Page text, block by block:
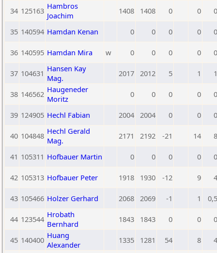
34 125163 Hambros
Joachim
1408 1408 0 0 0
35 140594 Hamdan Kenan 0 0 0 0 0
36 140595 Hamdan Mira w 0 0 0 0 0
37 104631 Hansen Kay
Mag.
2017 2012 5 1 1
38 146562 Haugeneder
Moritz
0 0 0 0 0
39 124905 Hechl Fabian 2004 2004 0 0 0
40 104848 Hechl Gerald
Mag.
2171 2192 -21 14 8
41 105311 Hofbauer Martin 0 0 0 0 0
42 105313 Hofbauer Peter 1918 1930 -12 9 4
43 105466 Holzer Gerhard 2068 2069 -1 1 0,5
44 123544 Hrobath
Bernhard
1843 1843 0 0 0
45 140400 Huang
Alexander
1335 1281 54 8 4